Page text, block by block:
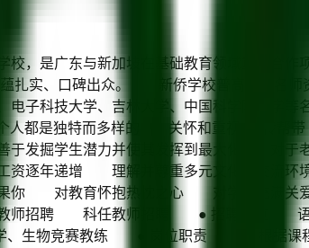
是广东与新加坡在基础教育领域重点合作
扎实、口碑出众。 新侨学校普高聚集名师
子科技大学、吉林大学、中国科学院大学等
人都是独特而多样的 关怀和重视 丨 传
掘学生潜力并使其发挥到最大化 对
资逐年递增 理解并尊重多元文化的交
你 对教育怀抱热忱之心 对学生充满
招聘 科任教师招聘 ● 招聘岗位 语文教
、生物竞赛教练 ● 岗位职责 1、根据课程